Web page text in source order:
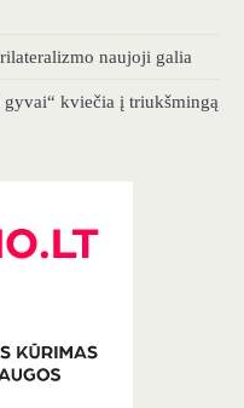
naujoji galia
kviečia į triukšmingą